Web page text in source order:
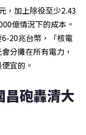
，加上除役至少2.43
億情況下的成本。
20兆台幣，「核電
分攤在所有電力，
宜的。
昌砲轟清大